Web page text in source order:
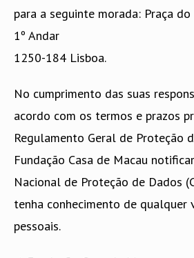
para a seguinte morada: Praça
1º Andar
1250-184 Lisboa.
No cumprimento das suas
acordo com os termos e prazos
Regulamento Geral de Proteção
Fundação Casa de Macau
Nacional de Proteção de Dados
tenha conhecimento de qualquer
pessoais.